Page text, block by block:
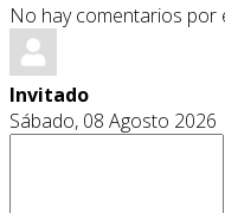
No hay comentarios por
Invitado
Sábado, 08 Agosto 2026